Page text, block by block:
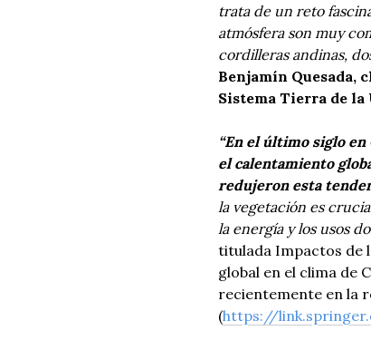
trata de un reto
atmósfera son muy
cordilleras andinas,
Benjamín Quesada,
Sistema Tierra de
“En el último siglo
el calentamiento
redujeron esta
la vegetación es
la energía y los usos
titulada Impactos de
global en el clima de
recientemente en la
(https://